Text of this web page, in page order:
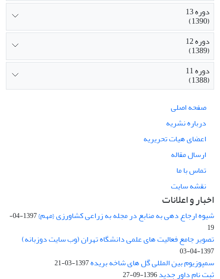
دوره 13
(1390)
دوره 12
(1389)
دوره 11
(1388)
صفحه اصلی
درباره نشریه
اعضای هیات تحریریه
ارسال مقاله
تماس با ما
نقشه سایت
اخبار و اعلانات
شیوه ارجاع دهی به منابع در مجله به زراعی کشاورزی {مهم}
1397-04-
19
تصویر جامع فعالیت های علمی دانشگاه تهران (وب سایت دوزبانه)
1397-04-03
سمپوزیوم بین المللی گل های شاخه بریده1397-03-21
ثبت نام داور جدید1396-09-27